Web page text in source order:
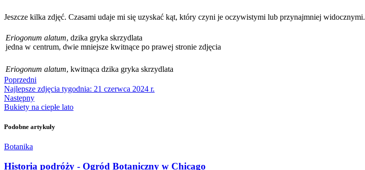
Jeszcze kilka zdjęć. Czasami udaje mi się uzyskać kąt, który czyni je oczywistymi lub przynajmniej widocznymi.
Eriogonum alatum, dzika gryka skrzydlata
jedna w centrum, dwie mniejsze kwitnące po prawej stronie zdjęcia
Eriogonum alatum, kwitnąca dzika gryka skrzydlata
Poprzedni
Najlepsze zdjęcia tygodnia: 21 czerwca 2024 r.
Następny
Bukiety na ciepłe lato
Podobne artykuły
Botanika
Historia podróży - Ogród Botaniczny w Chicago